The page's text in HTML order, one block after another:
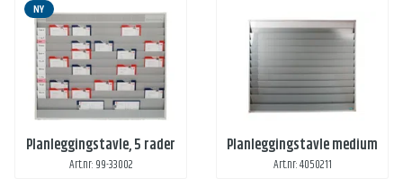
NY
Planleggingstavle, 5 rader
Art.nr: 99-33002
Planleggingstavle medium
Art.nr: 4050211